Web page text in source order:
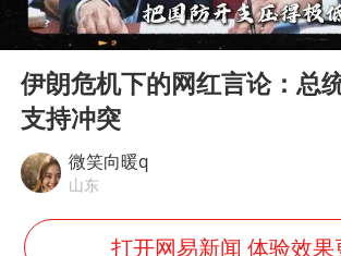
上海大部迎大暴
Play
00:00
伊朗危机下的网红言论：总
支持冲突
微笑向暖q
山东
打开网易新闻 体验效果